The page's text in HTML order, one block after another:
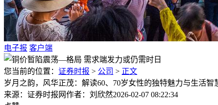
电子报 客户端
您当前的位置： 证券时报 > 公司 > 正文
岁月之韵，风华正茂：解读60、70岁女性的独特魅力与生活智
来源：证券时报网作者：刘欣然2026-02-07 08:22:34